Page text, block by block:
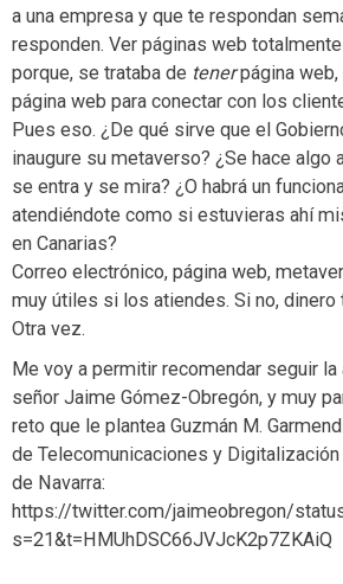
a una empresa y que te respondan
responden. Ver páginas web
porque, se trataba de tenerpágina web,
página web para conectar con los
Pues eso. ¿De qué sirve que el
inaugure su metaverso? ¿Se hace algo
se entra y se mira? ¿O habrá un
atendiéndote como si estuvieras ahí
en Canarias?
Correo electrónico, página web,
muy útiles si los atiendes. Si no, dinero
Otra vez.
Me voy a permitir recomendar seguir la
señor Jaime Gómez-Obregón, y muy
reto que le plantea Guzmán M.
de Telecomunicaciones y
de Navarra:
https://twitter.com/jaimeobregon/
s=21&t=HMUhDSC66JVJcK2p7ZKAiQ